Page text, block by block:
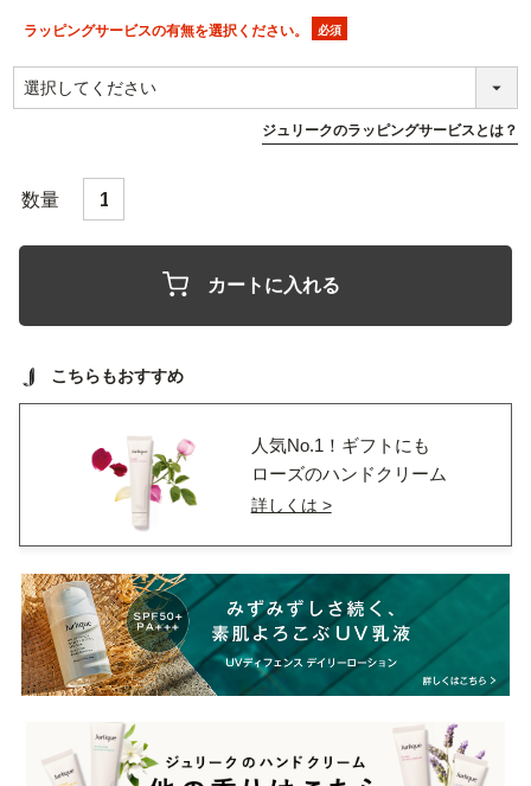
ラッピングサービスの有無を選択ください。
ジュリークのラッピングサービスとは？
カートに入れる
こちらもおすすめ
人気No.1！ギフトにも
ローズのハンドクリーム
詳しくは >